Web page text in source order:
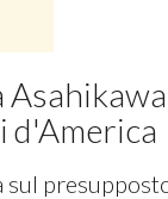
d'America